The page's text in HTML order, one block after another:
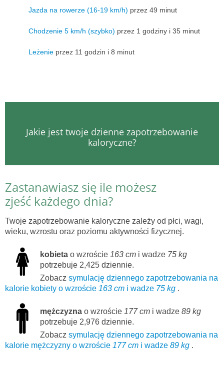
Jazda na rowerze (16-19 km/h) przez 49 minut
Chodzenie 5 km/h (szybko) przez 1 godziny i 35 minut
Leżenie przez 11 godzin i 8 minut
Jakie jest twoje dzienne zapotrzebowanie
kaloryczne?
Zastanawiasz się ile możesz
zjeść każdego dnia?
Twoje zapotrzebowanie kaloryczne zależy od płci, wagi,
wieku, wzrostu oraz poziomu aktywności fizycznej.
kobieta o wzroście 163 cm i wadze 75 kg
potrzebuje 2,425 dziennie.
Zobacz symulację dziennego zapotrzebowania na
kalorie kobiety o wzroście 163 cm i wadze 75 kg .
mężczyzna o wzroście 177 cm i wadze 89 kg
potrzebuje 2,976 dziennie.
Zobacz symulację dziennego zapotrzebowania na
kalorie mężczyzny o wzroście 177 cm i wadze 89 kg .